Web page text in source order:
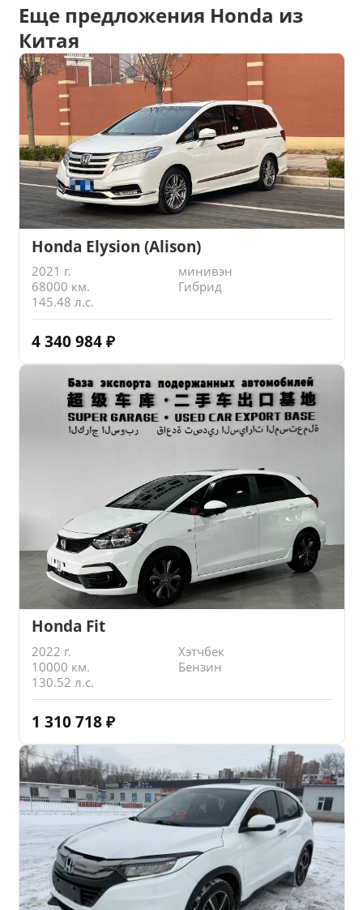
Еще предложения Honda из
Китая
Honda Elysion (Alison)
2021 г.
минивэн
68000 км.
Гибрид
145.48 л.с.
4 340 984 ₽
Honda Fit
2022 г.
Хэтчбек
10000 км.
Бензин
130.52 л.с.
1 310 718 ₽